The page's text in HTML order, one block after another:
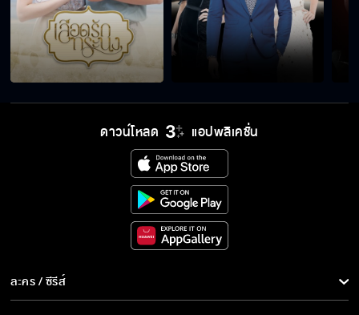
ดาวน์โหลด แอปพลิเคชั่น
ละคร / ซีรีส์
ละคร/ซีรีส์